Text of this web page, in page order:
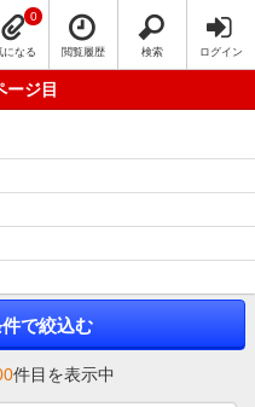
になる
0
閲覧履歴 検索 ログイン
ージ目
で絞込む
件目を表示中